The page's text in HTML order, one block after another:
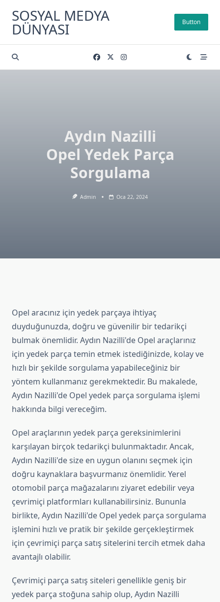
content
SOSYAL MEDYA
DÜNYASI Button
Aydın Nazilli
Opel Yedek Parça
Sorgulama
Admin Oca 22, 2024
Opel aracınız için yedek parçaya ihtiyaç
duyduğunuzda, doğru ve güvenilir bir tedarikçi
bulmak önemlidir. Aydın Nazilli'de Opel araçlarınız
için yedek parça temin etmek istediğinizde, kolay ve
hızlı bir şekilde sorgulama yapabileceğiniz bir
yöntem kullanmanız gerekmektedir. Bu makalede,
Aydın Nazilli'de Opel yedek parça sorgulama işlemi
hakkında bilgi vereceğim.
Opel araçlarının yedek parça gereksinimlerini
karşılayan birçok tedarikçi bulunmaktadır. Ancak,
Aydın Nazilli'de size en uygun olanını seçmek için
doğru kaynaklara başvurmanız önemlidir. Yerel
otomobil parça mağazalarını ziyaret edebilir veya
çevrimiçi platformları kullanabilirsiniz. Bununla
birlikte, Aydın Nazilli'de Opel yedek parça sorgulama
işlemini hızlı ve pratik bir şekilde gerçekleştirmek
için çevrimiçi parça satış sitelerini tercih etmek daha
avantajlı olabilir.
Çevrimiçi parça satış siteleri genellikle geniş bir
yedek parça stoğuna sahip olup, Aydın Nazilli